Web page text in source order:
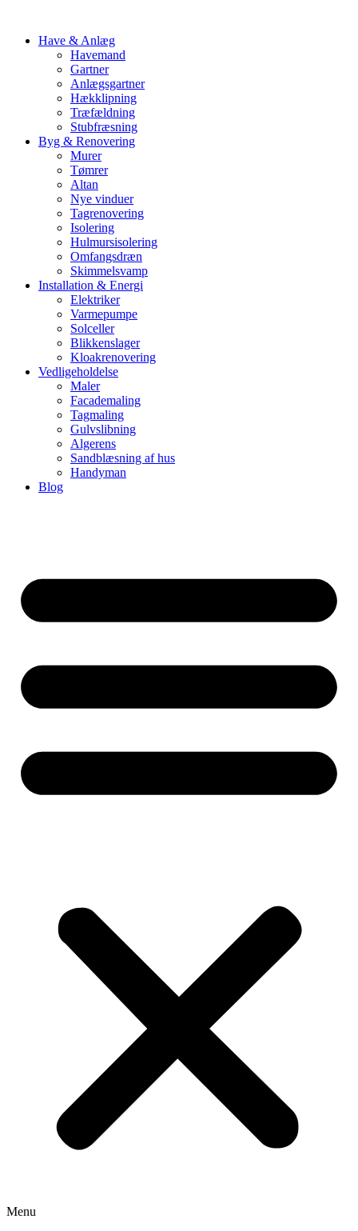
Have & Anlæg
Havemand
Gartner
Anlægsgartner
Hækklipning
Træfældning
Stubfræsning
Byg & Renovering
Murer
Tømrer
Altan
Nye vinduer
Tagrenovering
Isolering
Hulmursisolering
Omfangsdræn
Skimmelsvamp
Installation & Energi
Elektriker
Varmepumpe
Solceller
Blikkenslager
Kloakrenovering
Vedligeholdelse
Maler
Facademaling
Tagmaling
Gulvslibning
Algerens
Sandblæsning af hus
Handyman
Blog
Menu